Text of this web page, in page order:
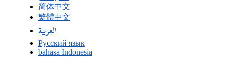
简体中文
繁體中文
العربية
Русский язык
bahasa Indonesia